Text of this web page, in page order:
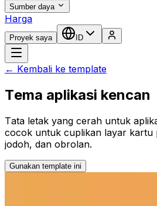
Sumber daya
Harga
Proyek saya ID
← Kembali ke template
Tema aplikasi kencan
Tata letak yang cerah untuk
cocok untuk cuplikan layar kartu
jodoh, dan obrolan.
Gunakan template ini